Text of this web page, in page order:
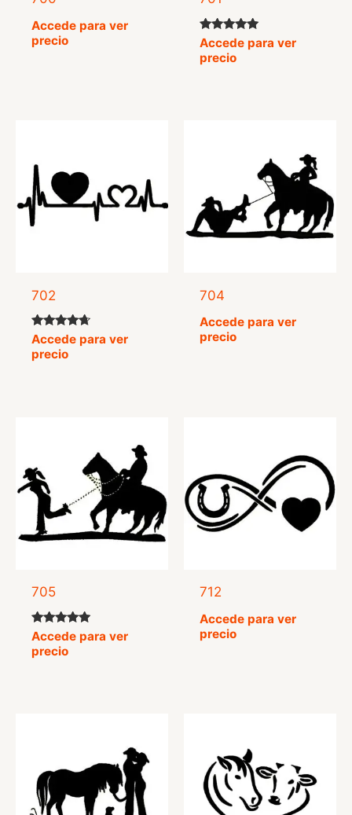
Accede para ver
precio
Valorado
con
5.00
Accede para ver
precio
702
Valorado
con
4.50
Accede para ver
precio
704
Accede para ver
precio
705
Valorado
con
4.75
Accede para ver
precio
712
Accede para ver
precio